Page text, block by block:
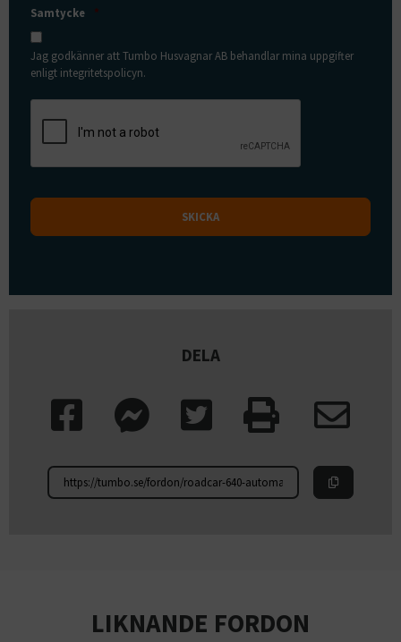
Samtycke *
Jag godkänner att Tumbo Husvagnar AB behandlar mina uppgifter
enligt integritetspolicyn.
DELA
LIKNANDE FORDON